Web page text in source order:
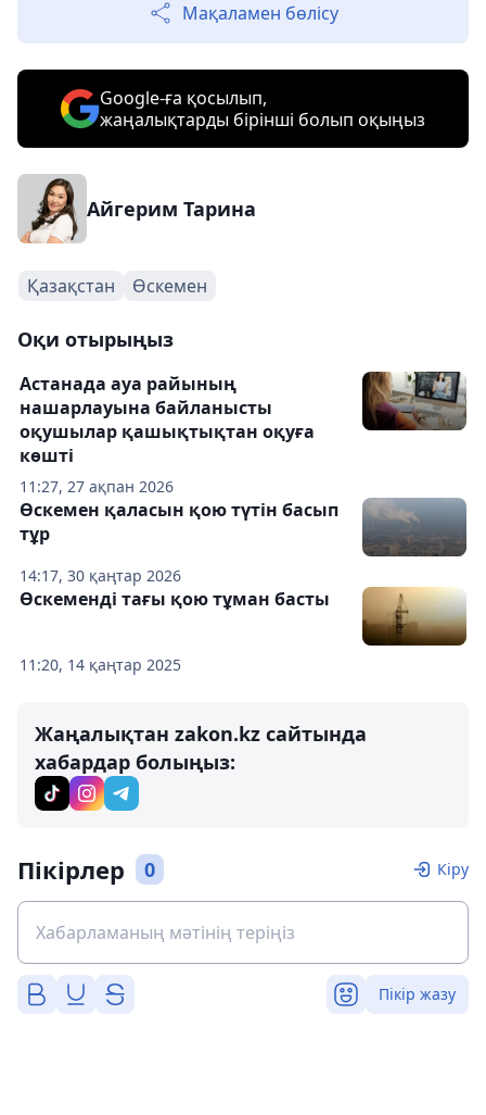
Мақаламен бөлісу
Google-ға қосылып,
жаңалықтарды бірінші болып оқыңыз
Айгерим Тарина
Қазақстан Өскемен
Оқи отырыңыз
11:27, 27 ақпан 2026
Астанада ауа райының
нашарлауына байланысты
оқушылар қашықтықтан оқуға
көшті
14:17, 30 қаңтар 2026
Өскемен қаласын қою түтін басып
тұр
11:20, 14 қаңтар 2025
Өскеменді тағы қою тұман басты
Жаңалықтан zakon.kz сайтында
хабардар болыңыз:
Пікірлер 0 Кіру
Пікір жазу